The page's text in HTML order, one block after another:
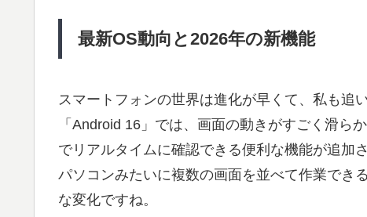
最新OS動向と2026年の新機能
スマートフォンの世界は進化が早くて、私も追
「Android 16」では、画面の動きがすごく滑ら
でリアルタイムに確認できる便利な機能が追加
パソコンみたいに複数の画面を並べて作業でき
な変化ですね。